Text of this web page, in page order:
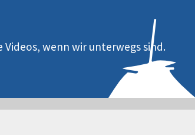
wenn wir unterwegs sind.